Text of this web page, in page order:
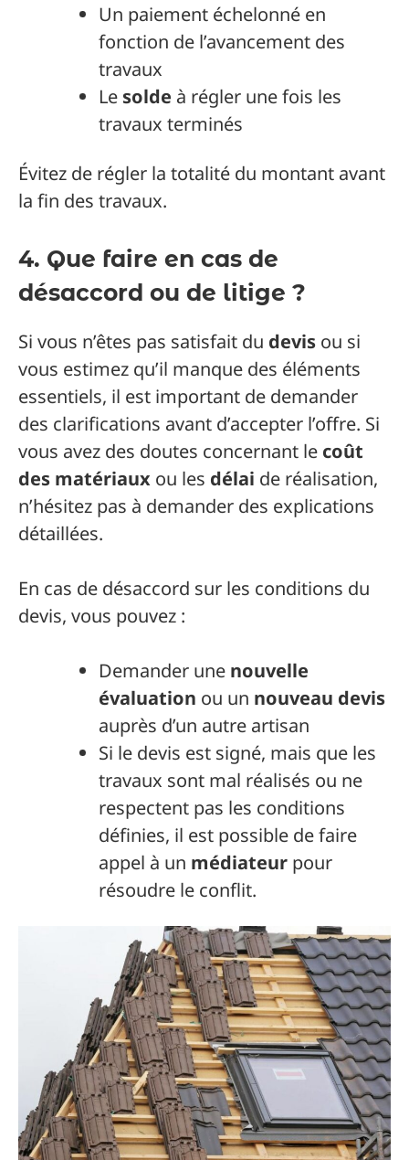
Un paiement échelonné en
fonction de l’avancement des
travaux
Le solde à régler une fois les
travaux terminés
Évitez de régler la totalité du montant avant
la fin des travaux.
4. Que faire en cas de
désaccord ou de litige ?
Si vous n’êtes pas satisfait du devis ou si
vous estimez qu’il manque des éléments
essentiels, il est important de demander
des clarifications avant d’accepter l’offre. Si
vous avez des doutes concernant le coût
des matériaux ou les délai de réalisation,
n’hésitez pas à demander des explications
détaillées.
En cas de désaccord sur les conditions du
devis, vous pouvez :
Demander une nouvelle
évaluation ou un nouveau devis
auprès d’un autre artisan
Si le devis est signé, mais que les
travaux sont mal réalisés ou ne
respectent pas les conditions
définies, il est possible de faire
appel à un médiateur pour
résoudre le conflit.